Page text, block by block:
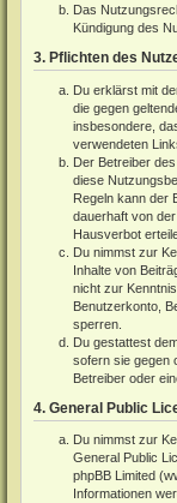
Das
Kündigung des
3. Pflichten des
Du erklärst mit
die gegen
insbesondere,
verwendeten
Der Betreiber
diese
Regeln kann der
dauerhaft von
Hausverbot
Du nimmst zur
Inhalte von
nicht zur
Benutzerkonto,
sperren.
Du gestattest
sofern sie gegen
Betreiber oder
4. General Public
Du nimmst zur
General Public
phpBB Limited (
Informationen